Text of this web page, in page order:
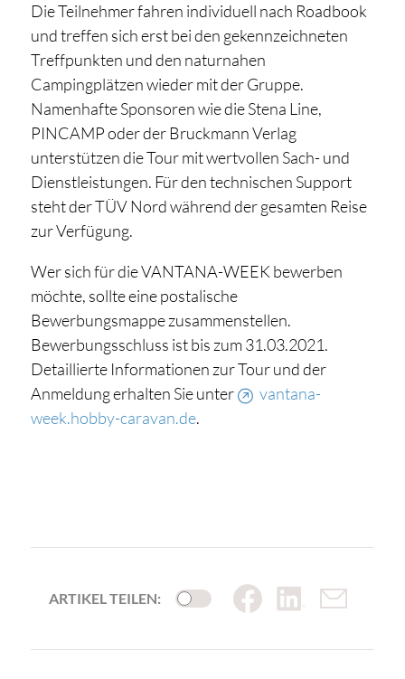
Die Teilnehmer fahren individuell nach Roadbook
und treffen sich erst bei den gekennzeichneten
Treffpunkten und den naturnahen
Campingplätzen wieder mit der Gruppe.
Namenhafte Sponsoren wie die Stena Line,
PINCAMP oder der Bruckmann Verlag
unterstützen die Tour mit wertvollen Sach- und
Dienstleistungen. Für den technischen Support
steht der TÜV Nord während der gesamten Reise
zur Verfügung.
Wer sich für die VANTANA-WEEK bewerben
möchte, sollte eine postalische
Bewerbungsmappe zusammenstellen.
Bewerbungsschluss ist bis zum 31.03.2021.
Detaillierte Informationen zur Tour und der
Anmeldung erhalten Sie unter
vantana-
week.hobby-caravan.de.
ARTIKEL TEILEN: